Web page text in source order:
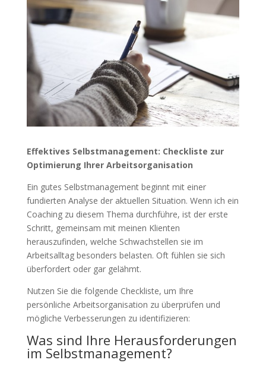
Effektives Selbstmanagement: Checkliste zur
Optimierung Ihrer Arbeitsorganisation
Ein gutes Selbstmanagement beginnt mit einer
fundierten Analyse der aktuellen Situation. Wenn ich ein
Coaching zu diesem Thema durchführe, ist der erste
Schritt, gemeinsam mit meinen Klienten
herauszufinden, welche Schwachstellen sie im
Arbeitsalltag besonders belasten. Oft fühlen sie sich
überfordert oder gar gelähmt.
Nutzen Sie die folgende Checkliste, um Ihre
persönliche Arbeitsorganisation zu überprüfen und
mögliche Verbesserungen zu identifizieren:
Was sind Ihre Herausforderungen
im Selbstmanagement?